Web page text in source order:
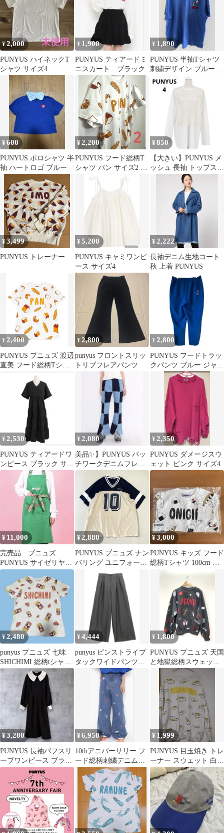
¥2,000
PUNYUS ハイネックT
シャツ サイズ4
¥ 1,900
PUNYUS ティアードミ
ニスカート ブラック
¥ 1,890
PUNYUS 半袖Tシャツ
刺繍デザイン ブルー サ
イズ4
¥600
PUNYUS ポロシャツ 半
袖 ハートロゴ ブルー
¥2,200
PUNYUS フード総柄T
シャツ パン サイズ2 プ
ニュズ 半袖
¥ 850
【大きい】PUNYUS メ
ッシュ 長袖 トップス
ホワイト サイズ4
¥3,499
PUNYUS トレーナー
¥5,200
PUNYUS キャミワンピ
ース サイズ4
¥2,222
長袖デニム生地コート
秋 上着 PUNYUS
¥ 2,400
PUNYUS プニュズ 渡辺
直美 フード総柄Tシャ
ツ PAN パン柄 サイズ2
¥2,800
punyus フロントスリッ
トリブフレアパンツ
¥ 2,800
PUNYUS フードトラッ
クパンツ ブルー ジャー
¥ 2,530
PUNYUS ティアードワ
ンピース ブラック サイ
ズ3
¥2,080
美品✨】PUNYUS パッ
チワークデニムフレア
パンツ 2サイズ デニム
パンツ
¥2,350
PUNYUS ダメージスウ
ェット ピンク サイズ4
¥ 11,000
完売品 プニュズ
PUNYUS サイゼリヤ
コラボ エプロン フ
リーサイズ
¥2,880
PUNYUS プニュズ ナン
バリング ユニフォーム
Tシャツ サイズ4 メッ
¥3,000
PUNYUS キッズ フード
総柄Tシャツ 100cm 新
品 おにぎり
¥2,480
punyus プニュズ 七味
SHICHIMI 総柄tシャツ
サイズ1 ロゴt
¥4,444
punyus ピンストライプ
タックワイドパンツ
サイズ3
¥ 1,800
PUNYUS プニュズ 天国
と地獄総柄スウェット
スウェット size2 (L-LL
相当)/チャコールグレ
ー ■■レディース
¥3,280
PUNYUS 長袖パフスリ
ーブワンピース ブラッ
ク サイズ2
¥6,950
10thアニバーサリー フ
ード総柄刺繍デニム☆
サイズ3
¥ 1,999
PUNYUS 目玉焼き トレ
ーナー スウェット 白
サイズ2